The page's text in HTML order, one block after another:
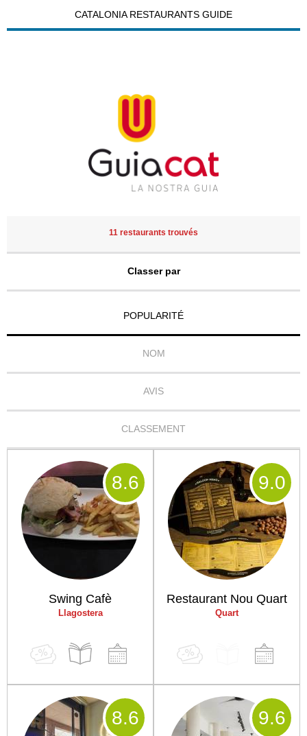
CATALONIA RESTAURANTS GUIDE
11 restaurants trouvés
Classer par
POPULARITÉ
NOM
AVIS
CLASSEMENT
Swing Cafè
Llagostera
8.6
Restaurant Nou Quart
Quart
9.0
8.6 9.6